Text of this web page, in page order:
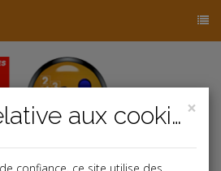
×
Politique relative aux cookies